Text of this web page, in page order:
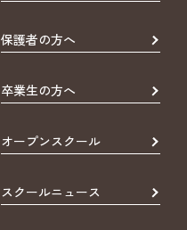
保護者の方へ
卒業生の方へ
オープンスクール
スクールニュース